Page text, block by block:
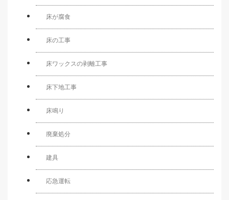
床が腐食
床の工事
床ワックスの剥離工事
床下地工事
床鳴り
廃棄処分
建具
応急運転